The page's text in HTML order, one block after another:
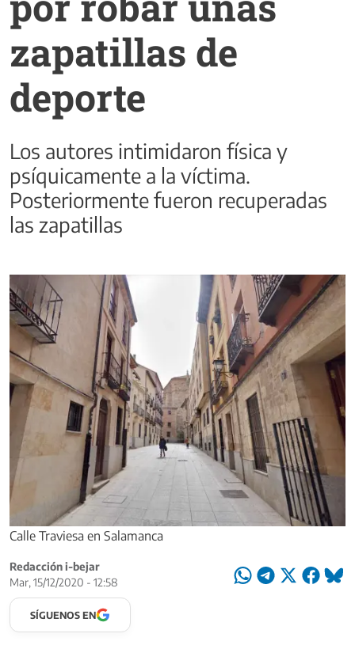
zapatillas de
deporte
Los autores intimidaron física y
psíquicamente a la víctima.
Posteriormente fueron recuperadas
las zapatillas
Calle Traviesa en Salamanca
Redacción i-bejar
Mar, 15/12/2020 - 12:58
SÍGUENOS EN